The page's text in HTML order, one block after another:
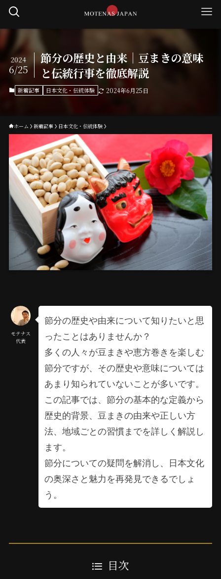
節分の歴史と由来｜豆まきの意味
と伝統行事を徹底解説
2024
6/25
新着記事 日本文化・伝統体験 2024年6月25日
ホーム 新着記事 日本文化・伝統体験
モテナス
代表
節分の歴史や由来について知りたいと思
ったことはありませんか？
多くの人々が豆まきや恵方巻きを楽しむ
節分ですが、その歴史や意味については
あまり知られていないことが多いです。
この記事では、節分の基本的な定義から
歴史的背景、豆まきの由来や正しい方
法、地域ごとの習慣までを詳しく解説し
ます。
節分についての疑問を解消し、日本文化
の奥深さと魅力を再発見できるでしょ
う。
目次